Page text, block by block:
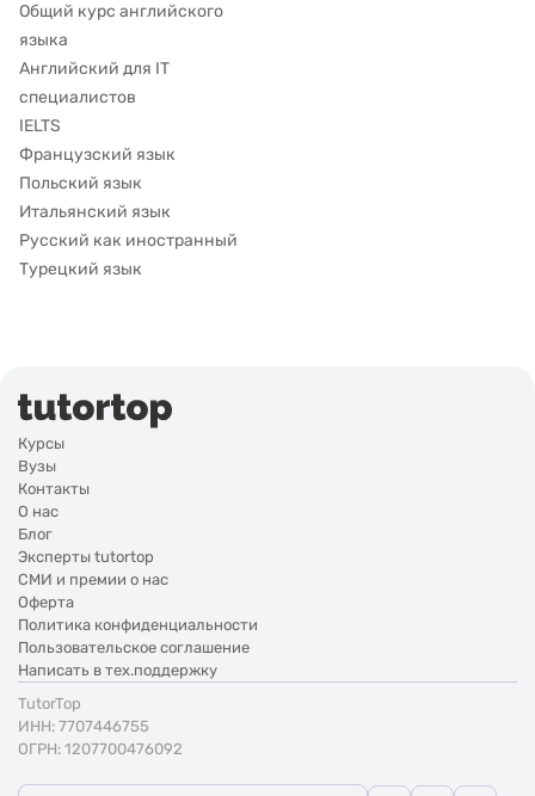
Общий курс английского
языка
Английский для IT
специалистов
IELTS
Французский язык
Польский язык
Итальянский язык
Русский как иностранный
Турецкий язык
Курсы
Вузы
Контакты
О нас
Блог
Эксперты tutortop
СМИ и премии о нас
Оферта
Политика конфиденциальности
Пользовательское соглашение
Написать в тех.поддержку
TutorTop
ИНН: 7707446755
ОГРН: 1207700476092